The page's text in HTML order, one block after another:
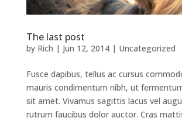
The last post
by Rich | Jun 12, 2014| Uncategorized
Fusce dapibus, tellus ac cursus
mauris condimentum nibh, ut
sit amet. Vivamus sagittis lacus vel
rutrum faucibus dolor auctor. Cras